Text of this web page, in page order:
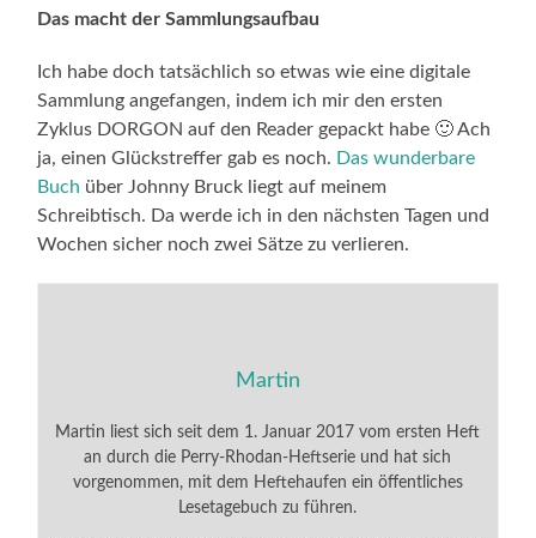
Das macht der Sammlungsaufbau
Ich habe doch tatsächlich so etwas wie eine digitale
Sammlung angefangen, indem ich mir den ersten
Zyklus DORGON auf den Reader gepackt habe 🙂 Ach
ja, einen Glückstreffer gab es noch. Das wunderbare
Buch über Johnny Bruck liegt auf meinem
Schreibtisch. Da werde ich in den nächsten Tagen und
Wochen sicher noch zwei Sätze zu verlieren.
Martin
Martin liest sich seit dem 1. Januar 2017 vom ersten Heft
an durch die Perry-Rhodan-Heftserie und hat sich
vorgenommen, mit dem Heftehaufen ein öffentliches
Lesetagebuch zu führen.